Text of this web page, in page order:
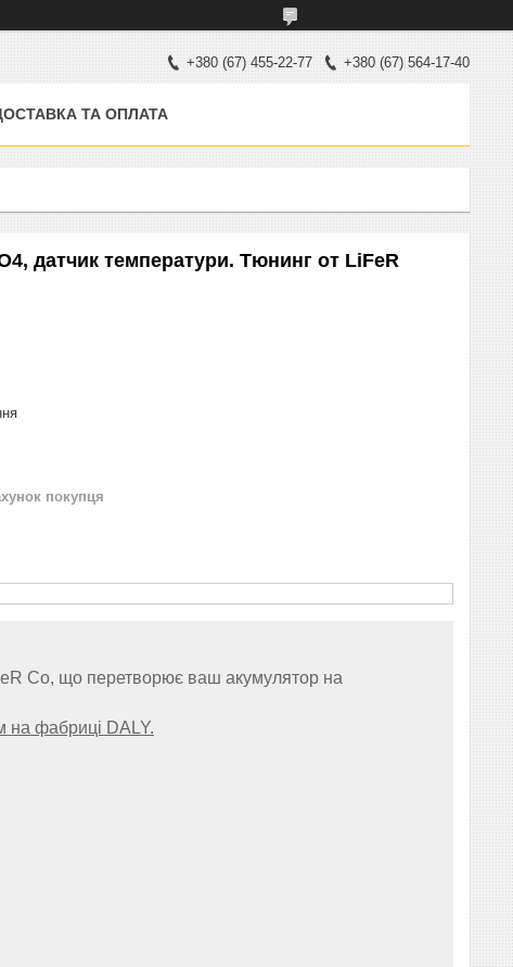
+380 (67) 455-22-77 +380 (67) 564-17-40
ТА ОПЛАТА
датчик температури. Тюнинг от LiFeR
покупця
Co, що перетворює ваш акумулятор на
на фабриці DALY.